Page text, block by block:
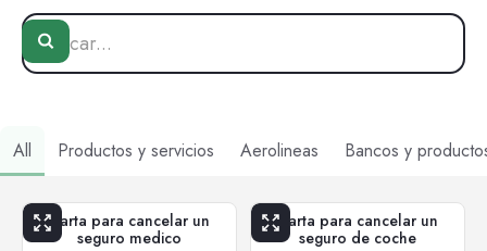
All Productos y servicios Aerolineas Bancos y
Carta para cancelar un
seguro medico
Carta para cancelar un
seguro de coche